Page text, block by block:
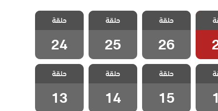
قلب
مسلسل قلب
اسود الحلقة 26
حلقة
26
مسلسل قلب
اسود الحلقة 25
حلقة
25
مسلسل قلب
اسود الحلقة 24
حلقة
24
قلب
مسلسل قلب
اسود الحلقة 15
حلقة
15
مسلسل قلب
اسود الحلقة 14
حلقة
14
مسلسل قلب
اسود الحلقة 13
حلقة
13